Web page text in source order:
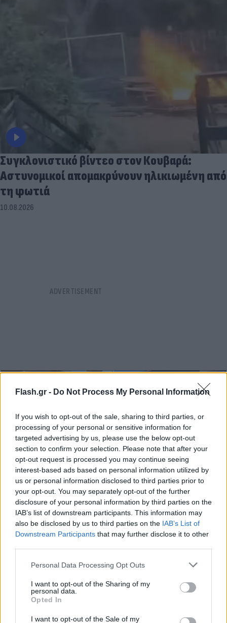
Flash.gr - Do Not Process My Personal Information
If you wish to opt-out of the sale, sharing to third parties, or
processing of your personal or sensitive information for
targeted advertising by us, please use the below opt-out
section to confirm your selection. Please note that after your
opt-out request is processed you may continue seeing
interest-based ads based on personal information utilized by
us or personal information disclosed to third parties prior to
your opt-out. You may separately opt-out of the further
disclosure of your personal information by third parties on the
IAB’s list of downstream participants. This information may
also be disclosed by us to third parties on the IAB’s List of
Downstream Participants that may further disclose it to other
Please note that this website/app uses one or more Google
not limited to your visit or usage behaviour. You may click to
grant or deny consent to Google and its third-party tags to
use your data for below specified purposes in below Google
consent section.
Personal Data Processing Opt Outs
I want to opt-out of the Sharing of my
personal data.
Opted In
I want to opt-out of the Sale of my
Συγκλονιστικό βίντεο στον Κουβαρά:
Αστυνομικοί απομακρύνουν ηλικιωμένη από
τη φωτιά
10.08.2026
ΡΕΠΟΡΤΑΖ FLASH
Πόρτο Χέλι: Νεκρή η ιδιοκτήτρια
γνωστού ξενοδοχείου – Έπεσε από τον 6ο όροφο
10.08.2026